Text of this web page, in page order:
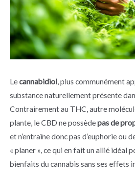
Lecannabidiol, plus communément
substance naturellement présente
Contrairement au THC, autre
plante, le CBD ne possèdepas de
et n’entraîne donc pas d’euphorie ou
« planer », ce qui en fait un allié idéal
bienfaits du cannabis sans ses effets